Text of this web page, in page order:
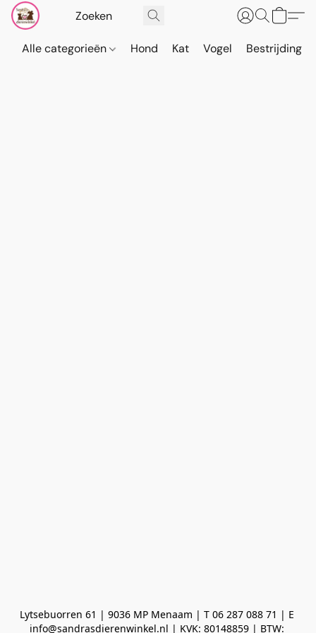
Alle categorieën Hond Kat Vogel Bestrijding
Lytsebuorren 61 | 9036 MP Menaam | T 06 287 088 71 | E
info@sandrasdierenwinkel.nl | KVK: 80148859 | BTW: